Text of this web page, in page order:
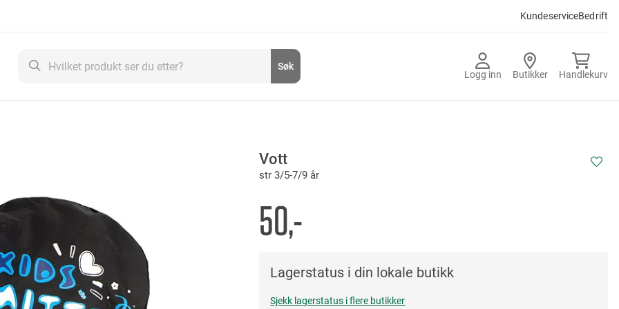
KundeserviceBedrift
Logg inn Butikker Handlekurv
Søk
Vott
str 3/5-7/9 år
50,-
Lagerstatus i din lokale butikk
Sjekk lagerstatus i flere butikker